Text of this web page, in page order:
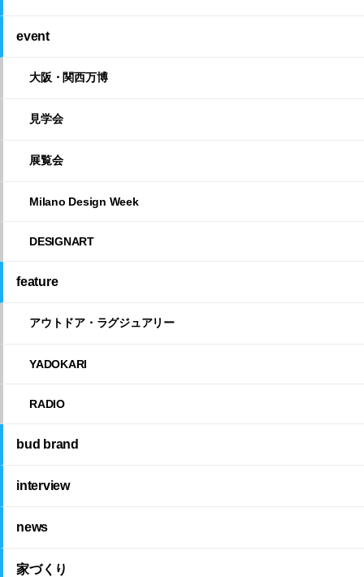
event
大阪・関西万博
見学会
展覧会
Milano Design Week
DESIGNART
feature
アウトドア・ラグジュアリー
YADOKARI
RADIO
bud brand
interview
news
家づくり